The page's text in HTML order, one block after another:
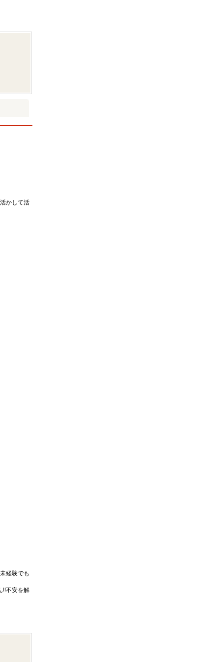
かして活
経験でも
!!不安を解